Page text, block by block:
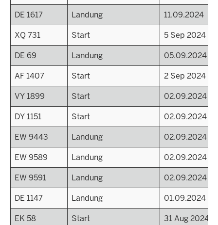
DE 1617
Landung
11.09.2024
XQ 731
Start
5 Sep 2024 -
DE 69
Landung
05.09.2024
AF 1407
Start
2 Sep 2024 -
VY 1899
Start
02.09.2024
DY 1151
Start
02.09.2024
EW 9443
Landung
02.09.2024
EW 9589
Landung
02.09.2024
EW 9591
Landung
02.09.2024
DE 1147
Landung
01.09.2024
EK 58
Start
31 Aug 2024 -